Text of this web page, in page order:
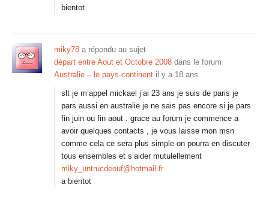
bientot
miky78 a répondu au sujet
départ entre Aout et Octobre 2008 dans le forum
Australie – le pays-continent il y a 18 ans
slt je m’appel mickael j’ai 23 ans je suis de paris je
pars aussi en australie je ne sais pas encore si je pars
fin juin ou fin aout . grace au forum je commence a
avoir quelques contacts , je vous laisse mon msn
comme cela ce sera plus simple on pourra en discuter
tous ensembles et s’aider mutulellement
miky_untrucdeouf@hotmail.fr
a bientot